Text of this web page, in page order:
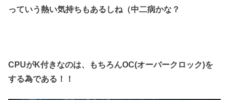
っていう熱い気持ちもあるしね（中二病かな？
CPUがK付きなのは、もちろんOC(オーバークロック)を
する為である！！